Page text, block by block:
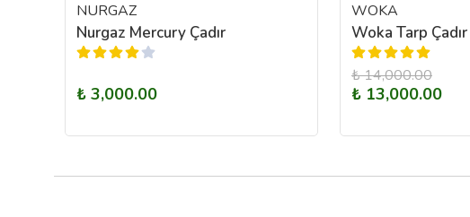
NURGAZ
Nurgaz Mercury Çadır
₺ 3,000.00
WOKA
Woka Tarp Çadır
₺ 14,000.00
₺ 13,000.00